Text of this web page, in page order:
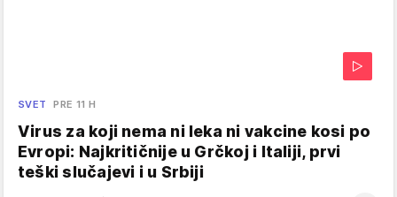
SVET PRE 11 H
Virus za koji nema ni leka ni vakcine kosi po
Evropi: Najkritičnije u Grčkoj i Italiji, prvi
teški slučajevi i u Srbiji